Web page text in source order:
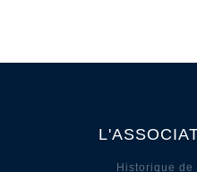
Historique de